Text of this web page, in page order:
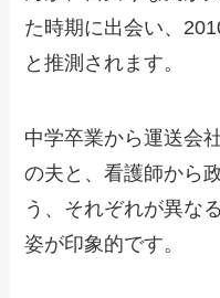
た時期に出会い、
と推測されます。
中学卒業から運送会
の夫と、看護師から
う、それぞれが異な
姿が印象的です。